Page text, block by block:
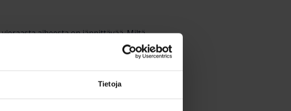
Tietoja
aiheesta on jännittävää. Miltä
kun häntä kuvataan jonkin toiminnan